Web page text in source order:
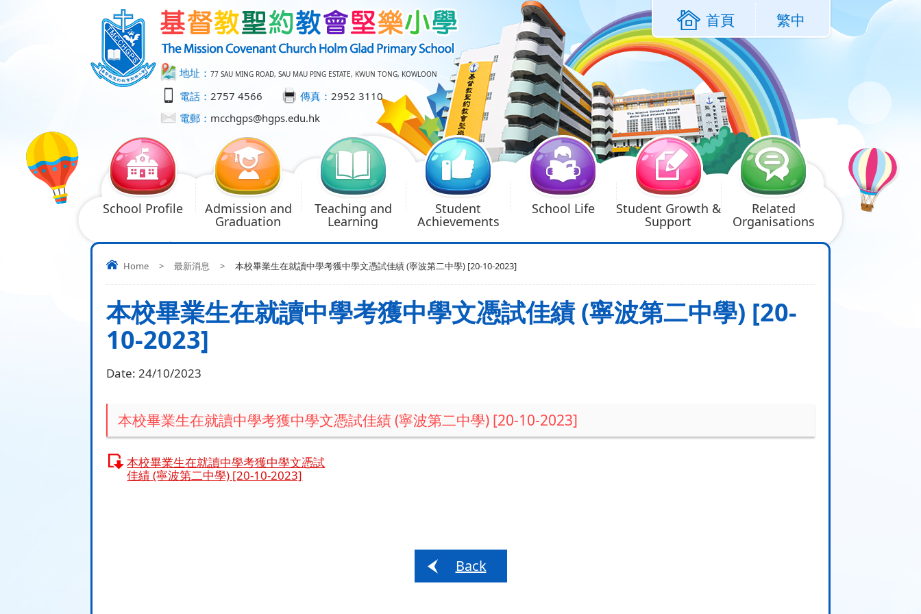
地址： 77 SAU MING ROAD, SAU MAU PING ESTATE, KWUN TONG, KOWLOON
電話： 2757 4566 傳真： 2952 3110
電郵： mcchgps@hgps.edu.hk
首頁 繁中
School Profile Admission and
Graduation
Teaching and
Learning
Student
Achievements
School Life Student Growth &
Support
Related
Organisations
Home > 最新消息 > 本校畢業生在就讀中學考獲中學文憑試佳績 (寧波第二中學) [20-10-2023]
本校畢業生在就讀中學考獲中學文憑試佳績 (寧波第二中學) [20-
10-2023]
Date: 24/10/2023
本校畢業生在就讀中學考獲中學文憑試佳績 (寧波第二中學) [20-10-2023]
本校畢業生在就讀中學考獲中學文憑試
佳績 (寧波第二中學) [20-10-2023]
Back